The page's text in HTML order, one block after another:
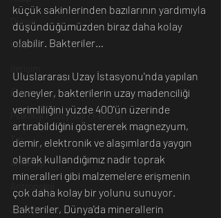
Dünya
İnsan
Evren
Psikoloji / Sosyoloji / Felsefe
Tıp
Arkeoloji
Jeoloji
küçük sakinlerinden bazılarının yardımıyla
düşündüğümüzden biraz daha kolay
olabilir. Bakteriler…
Uluslararası Uzay İstasyonu'nda yapılan
deneyler, bakterilerin uzay madenciliği
verimliliğini yüzde 400'ün üzerinde
artırabildiğini göstererek magnezyum,
demir, elektronik ve alaşımlarda yaygın
olarak kullandığımız nadir toprak
mineralleri gibi malzemelere erişmenin
çok daha kolay bir yolunu sunuyor.
Bakteriler, Dünya'da minerallerin